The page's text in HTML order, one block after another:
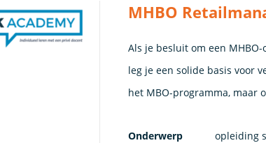
MHBO
Als je besluit om een
leg je een solide basis voor
het MBO-programma, maar
Onderwerp
opleiding